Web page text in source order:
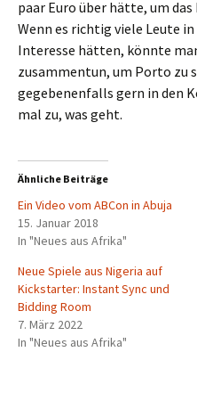
paar Euro über hätte, um
Wenn es richtig viele Leute
Interesse hätten, könnte
zusammentun, um Porto zu
gegebenenfalls gern in den
mal zu, was geht.
Ähnliche Beiträge
Ein Video vom ABCon in Abuja
15. Januar 2018
In "Neues aus Afrika"
Neue Spiele aus Nigeria auf
Kickstarter: Instant Sync und
Bidding Room
7. März 2022
In "Neues aus Afrika"